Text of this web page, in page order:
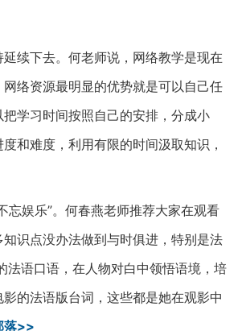
续下去。何老师说，网络教学是现在
络资源最明显的优势就是可以自己任
学习时间按照自己的安排，分成小
和难度，利用有限的时间汲取知识，
忘娱乐”。何春燕老师推荐大家在观看
识点没办法做到与时俱进，特别是法
法语口语，在人物对白中领悟语境，培
的法语版台词，这些都是她在观影中
落>>